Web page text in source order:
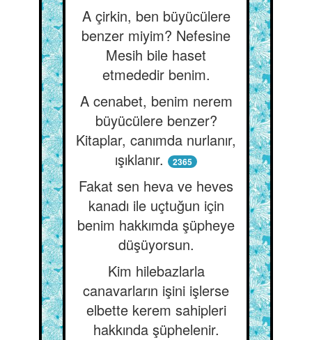
A çirkin, ben büyücülere
benzer miyim? Nefesine
Mesih bile haset
etmededir benim.
A cenabet, benim nerem
büyücülere benzer?
Kitaplar, canımda nurlanır,
ışıklanır.
2365
Fakat sen heva ve heves
kanadı ile uçtuğun için
benim hakkımda şüpheye
düşüyorsun.
Kim hilebazlarla
canavarların işini işlerse
elbette kerem sahipleri
hakkında şüphelenir.